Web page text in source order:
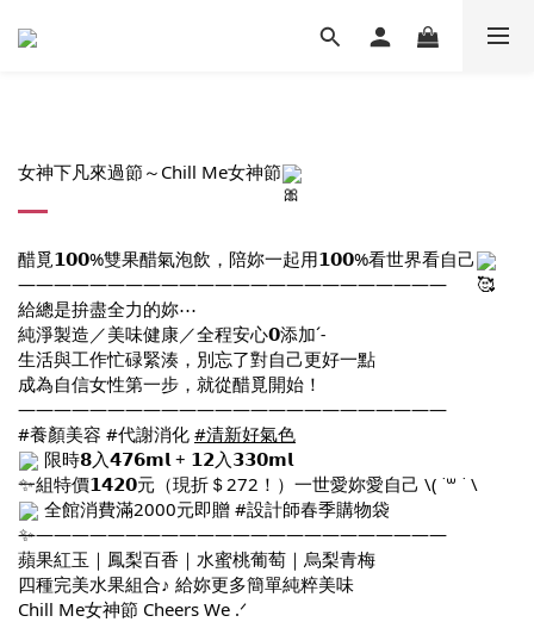
女神下凡來過節～Chill Me女神節
醋覓𝟭𝟬𝟬%雙果醋氣泡飲，陪妳一起用𝟭𝟬𝟬%看世界看自己
————————————————————————
給總是拚盡全力的妳⋯
純淨製造／美味健康／全程安心𝟬添加ˊ˗
生活與工作忙碌緊湊，別忘了對自己更好一點
成為自信女性第一步，就從醋覓開始！
————————————————————————
#養顏美容 #代謝消化 #清新好氣色
限時𝟴入𝟰𝟳𝟲𝗺𝗹 + 𝟭𝟮入𝟯𝟯𝟬𝗺𝗹
一組特價𝟭𝟰𝟮𝟬元（現折＄272！）一世愛妳愛自己 \( ˙꒳ ˙ \
全館消費滿2000元即贈 #設計師春季購物袋
————————————————————————
蘋果紅玉｜鳳梨百香｜水蜜桃葡萄｜烏梨青梅
四種完美水果組合♪ 給妳更多簡單純粹美味
Chill Me女神節 Cheers We .ᐟ